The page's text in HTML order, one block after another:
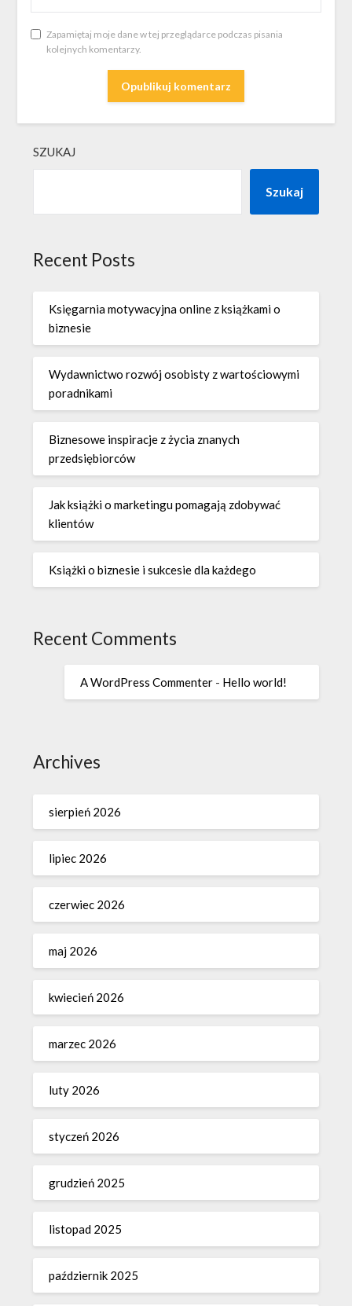
Zapamiętaj moje dane w tej przeglądarce podczas pisania
kolejnych komentarzy.
SZUKAJ
Szukaj
Recent Posts
Księgarnia motywacyjna online z książkami o
biznesie
Wydawnictwo rozwój osobisty z wartościowymi
poradnikami
Biznesowe inspiracje z życia znanych
przedsiębiorców
Jak książki o marketingu pomagają zdobywać
klientów
Książki o biznesie i sukcesie dla każdego
Recent Comments
A WordPress Commenter - Hello world!
Archives
sierpień 2026
lipiec 2026
czerwiec 2026
maj 2026
kwiecień 2026
marzec 2026
luty 2026
styczeń 2026
grudzień 2025
listopad 2025
październik 2025